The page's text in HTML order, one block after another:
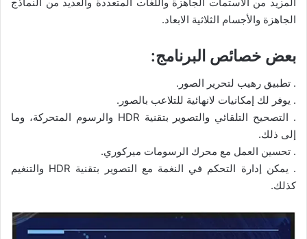
الجاهزة والأجسام الثلاثية الابعاد.
بعض خصائص البرنامج:
. تطبيق رهيب لتحرير الصور.
. يوفر لك إمكانيات لانهائية للتلاعب بالصور.
. التصحيح التلقائي والتصوير بتقنية HDR والرسوم المتحركة، وما
إلى ذلك.
. تحسين العمل مع محرك الرسومات ميركوري.
. يمكن إدارة التحكم في النغمة مع التصوير بتقنية HDR والتنغيم
كذلك.